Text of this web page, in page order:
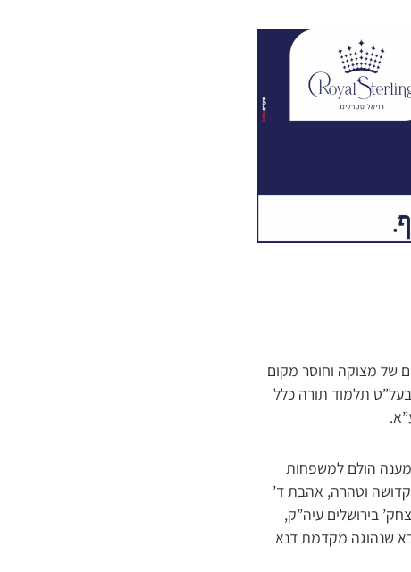
של מצוקה וחוסר מקום
תלמוד תורה כלל
מענה הולם למשפחות
קדושה וטהרה, אהבת ד’
בירושלים עיה”ק,
שנהוגה מקדמת דנא